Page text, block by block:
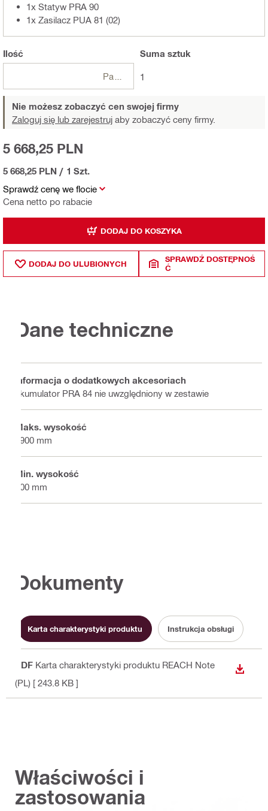
1x Statyw PRA 90
1x Zasilacz PUA 81 (02)
Ilość Suma sztuk
1
Nie możesz zobaczyć cen swojej firmy
Zaloguj się lub zarejestruj aby zobaczyć ceny firmy.
Sprawdź cenę we flocie
Cena netto po rabacie
5 668,25 PLN
5 668,25 PLN / 1 Szt.
DODAJ DO KOSZYKA
DODAJ DO ULUBIONYCH
SPRAWDŹ DOSTĘPNOŚ
Ć
Dane techniczne
Informacja o dodatkowych akcesoriach
akumulator PRA 84 nie uwzględniony w zestawie
Maks. wysokość
1900 mm
Min. wysokość
900 mm
Dokumenty
Karta charakterystyki produktu Instrukcja obsługi
PDF Karta charakterystyki produktu REACH Note
(PL) [ 243.8 KB ]
Właściwości i
zastosowania